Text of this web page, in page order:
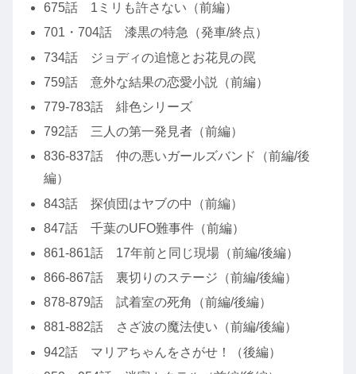
675話 1ミリも許さない（前編）
701・704話 漆黒の特急（発車/終点）
734話 ジョディの追憶とお花見の罠
759話 意外な結果の恋愛小説（前編）
779-783話 緋色シリーズ
792話 三人の第一発見者（前編）
836-837話 仲の悪いガールズバンド（前編/後
編）
843話 探偵団はヤブの中（前編）
847話 千葉のUFO難事件（前編）
861-861話 17年前と同じ現場（前編/後編）
866-867話 裏切りのステージ（前編/後編）
878-879話 試着室の死角（前編/後編）
881-882話 さざ波の魔法使い（前編/後編）
942話 マリアちゃんをさがせ！（後編）